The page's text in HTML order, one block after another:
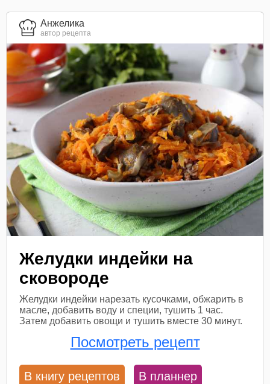
Анжелика
автор рецепта
Желудки индейки на
сковороде
Желудки индейки нарезать кусочками, обжарить в
масле, добавить воду и специи, тушить 1 час.
Затем добавить овощи и тушить вместе 30 минут.
Посмотреть рецепт
В книгу рецептов В планнер